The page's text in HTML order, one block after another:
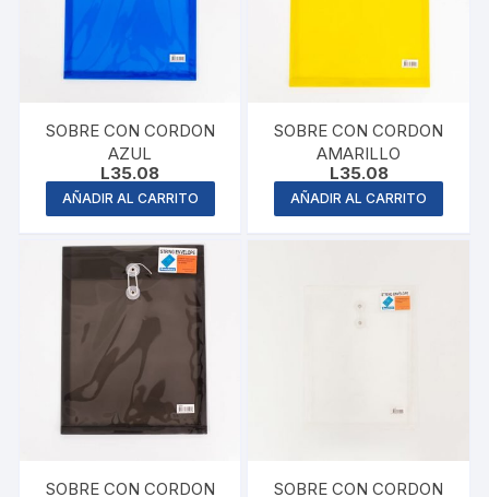
SOBRE CON CORDON
AZUL
L35.08
AÑADIR AL CARRITO
SOBRE CON CORDON
AMARILLO
L35.08
AÑADIR AL CARRITO
SOBRE CON CORDON SOBRE CON CORDON